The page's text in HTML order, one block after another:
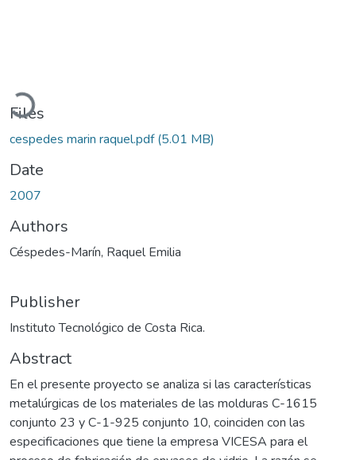
Loading...
Files
cespedes marin raquel.pdf(5.01 MB)
Date
2007
Authors
Céspedes-Marín, Raquel Emilia
Publisher
Instituto Tecnológico de Costa Rica.
Abstract
En el presente proyecto se analiza si las características
metalúrgicas de los materiales de las molduras C-1615
conjunto 23 y C-1-925 conjunto 10, coinciden con las
especificaciones que tiene la empresa VICESA para el